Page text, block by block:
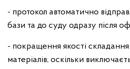
- протокол автоматично
бази та до суду одразу після
- покращення якості
матеріалів, оскільки